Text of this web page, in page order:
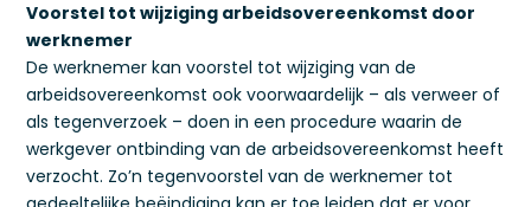
Voorstel tot wijziging arbeidsovereenkomst door
werknemer
De werknemer kan voorstel tot wijziging van de
arbeidsovereenkomst ook voorwaardelijk – als verweer of
als tegenverzoek – doen in een procedure waarin de
werkgever ontbinding van de arbeidsovereenkomst heeft
verzocht. Zo’n tegenvoorstel van de werknemer tot